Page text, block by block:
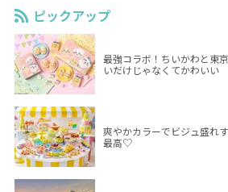
ピックアップ
最強コラボ！ちいかわと東
いだけじゃなくてかわいい
爽やかカラーでビジュ盛れ
最高♡